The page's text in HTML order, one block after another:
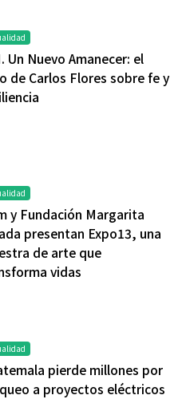
Un Nuevo Amanecer: el
de Carlos Flores sobre fe y
y Fundación Margarita
presentan Expo13, una
de arte que
vidas
pierde millones por
a proyectos eléctricos